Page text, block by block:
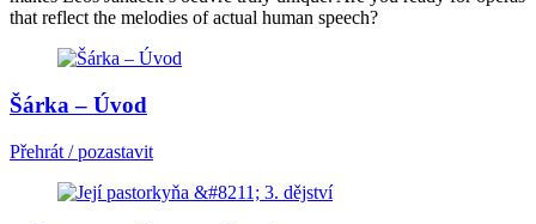
that reflect the melodies of actual human speech?
Šárka – Úvod
Přehrát / pozastavit